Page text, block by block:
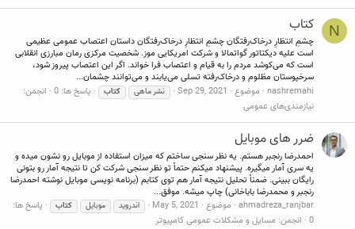
N کتاب
چشمِ انتظارِ درخاک‌رفتگان چشمِ انتظارِ درخاک‌رفتگان داستان اعتصاب عمومی عظیمی
است علیه دیکتاتور گواتمالا و شرکت امریکایی موز. شخصیت مرکزی رمان مبارزی انقلابی
است که می‌کوشد مردم را به قیام و اعتصاب فرا خواند. اگر این اعتصاب پیروز شود،
سرخپوستان مظلوم و در‌خاک‌رفته تسلی می‌یابند و می‌توانند چشمان...
nashremahi موضوع Sep 29, 2021 نشر ماهی کتاب پاسخ ها: 0
انجمن:
نیازمندی‌های عمومی
ضرر های موبایل
احمدرضا رنجبر هستم. یه نظر سنجی ساختم که میزان استفاده از موبایل رو نشون میده و
یه سری آمار میگیره. پیشنهاد میکنم حتماً تو نظر سنجی شرکت کن تا نتیجه آمار رو بتونی
رایگان ببینی. ضمناً تحلیل نتیجه آمار هم توی کتابم (برنامه نویسی موبایل نوشته احمدرضا
رنجبر و محمدرضا باباخانی) چاپ میشه. موفق...
ahmadreza_ranjbar موضوع May 5, 2021 اندرويد موبایل کتاب
پاسخ ها:
0 انجمن: مسایل و مشکلات عمومی کامپیوتر